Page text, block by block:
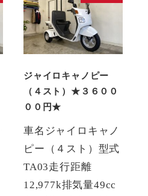
ジャイロキャノピー
（４スト）★３６００
００円★
車名ジャイロキャノ
ピー（４スト）型式
TA03走行距離
12,977k排気量49cc